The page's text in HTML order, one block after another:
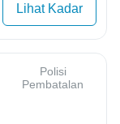
Lihat Kadar
Polisi
Pembatalan